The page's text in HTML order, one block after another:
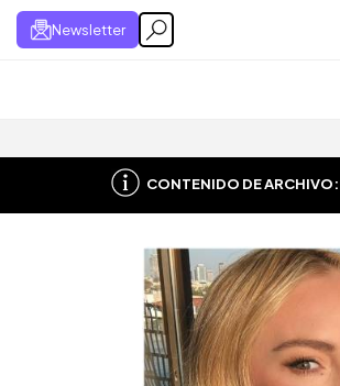
Newsletter
CONTENIDO DE ARCHIVO: